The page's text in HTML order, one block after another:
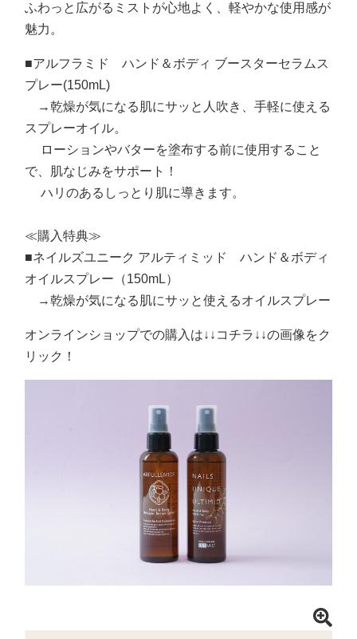
ふわっと広がるミストが心地よく、軽やかな使用感が
魅力。
■アルフラミド ハンド＆ボディ ブースターセラムス
プレー(150mL)
→乾燥が気になる肌にサッと人吹き、手軽に使える
スプレーオイル。
ローションやバターを塗布する前に使用すること
で、肌なじみをサポート！
ハリのあるしっとり肌に導きます。
≪購入特典≫
■ネイルズユニーク アルティミッド ハンド＆ボディ
オイルスプレー（150mL）
→乾燥が気になる肌にサッと使えるオイルスプレー
オンラインショップでの購入は↓↓コチラ↓↓の画像をク
リック！